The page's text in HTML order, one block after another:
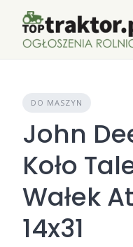
content
DO MASZYN
John
Koło
Wałek
14x31